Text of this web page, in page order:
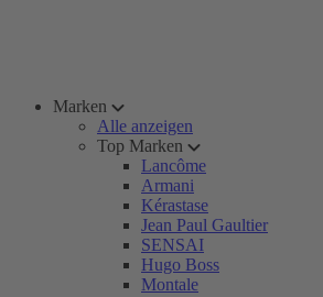
Marken
Alle anzeigen
Top Marken
Lancôme
Armani
Kérastase
Jean Paul Gaultier
SENSAI
Hugo Boss
Montale